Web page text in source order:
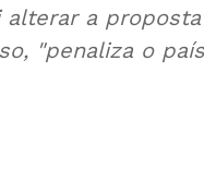
alterar a
"penaliza o